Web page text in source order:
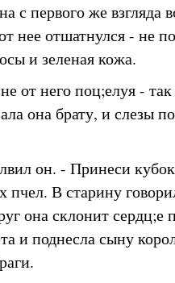
с первого же взгляда
нее отшатнулся - не
и зеленая кожа.
от него поц;елуя - так
она брату, и слезы
он. - Принеси
пчел. В старину
она склонит сердц;е
и поднесла сыну